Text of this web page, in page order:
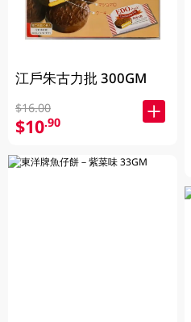
江戶朱古力批 300GM
$16.00
$10.90